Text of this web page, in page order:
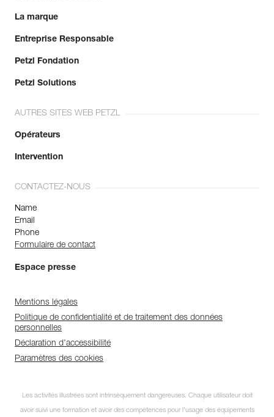
La marque
Entreprise Responsable
Petzl Fondation
Petzl Solutions
AUTRES SITES WEB PETZL
Opérateurs
Intervention
CONTACTEZ-NOUS
Name
Email
Phone
Formulaire de contact
Espace presse
Mentions légales
Politique de confidentialité et de traitement des données
personnelles
Déclaration d'accessibilité
Paramètres des cookies
Les activités illustrées sont intrinsèquement dangereuses. Chaque utilisateur doit
avoir suivi une formation et avoir des compétences pour l’usage des équipements